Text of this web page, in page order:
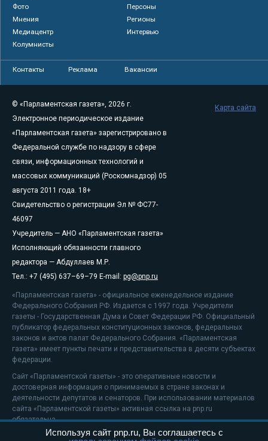
Фото
Персоны
Мнения
Регионы
Медиацентр
Интервью
Колумнисты
Контакты Реклама Вакансии
© «Парламентская газета», 2026 г.
Электронное периодическое издание
«Парламентская газета» зарегистрировано в
Федеральной службе по надзору в сфере
связи, информационных технологий и
массовых коммуникаций (Роскомнадзор) 05
августа 2011 года. 18+
Свидетельство о регистрации Эл № ФС77-
46097
Учредитель — АНО «Парламентская газета»
Исполняющий обязанности главного
редактора — Абдуллаев М.Р.
Тел.: +7 (495) 637–69–79 E-mail: pg@pnp.ru
«Парламентская газета» - официальное еженедельное издание
Федерального Собрания РФ. Издается с 1997 года. Учредители
газеты - Государственная Дума и Совет Федерации РФ. Официальный
публикатор федеральных конституционных законов, федеральных
законов и актов палат Федерального Собрания. «Парламентская
газета» имеет пункты печати и представительства в десяти субъектах
федерации.
Сайт «Парламентской газеты» - это оперативные новости и
достоверная информация о принимаемых в стране законах и
деятельности депутатов и сенаторов. При использовании материалов
сайта «Парламентской газеты» активная ссылка на pnp.ru
обязательна.
На информационном ресурсе применяютсярекомендательные
Карта сайта
Используя сайт pnp.ru, Вы соглашаетесь с